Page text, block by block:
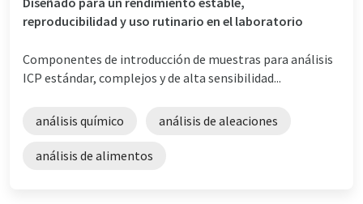
reproducibilidad y uso rutinario en el laboratorio
Componentes de introducción de muestras para análisis
ICP estándar, complejos y de alta sensibilidad...
análisis químico análisis de aleaciones
análisis de alimentos